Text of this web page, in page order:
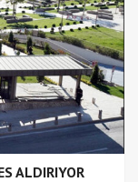
ALDIRIYOR